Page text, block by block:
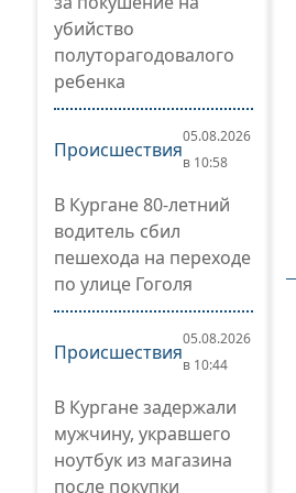
убийство
полуторагодовалого
ребенка
Происшествия
05.08.2026
в 10:58
В Кургане 80-летний
водитель сбил
пешехода на переходе
по улице Гоголя
Происшествия
05.08.2026
в 10:44
В Кургане задержали
мужчину, укравшего
ноутбук из магазина
после покупки